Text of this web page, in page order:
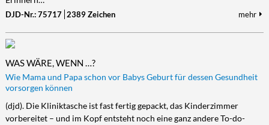
DJD-Nr.: 75717 2389 Zeichen mehr
WAS WÄRE, WENN …?
Wie Mama und Papa schon vor Babys Geburt für dessen Gesundheit
vorsorgen können
(djd). Die Kliniktasche ist fast fertig gepackt, das Kinderzimmer
vorbereitet – und im Kopf entsteht noch eine ganz andere To-do-